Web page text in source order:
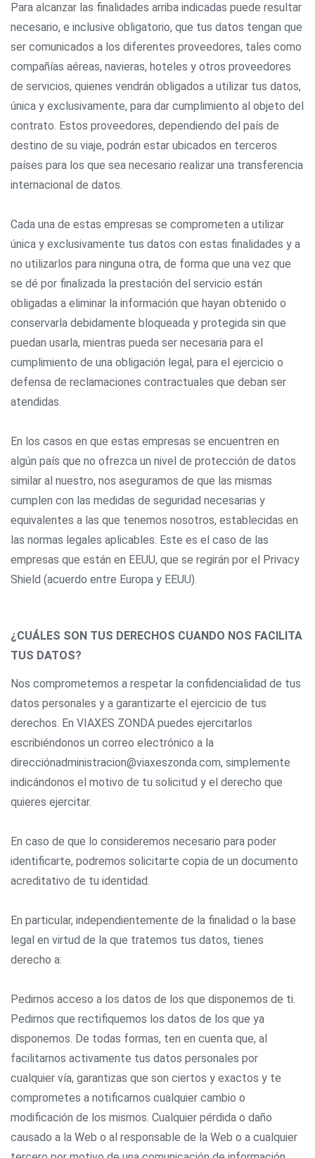
Para alcanzar las finalidades arriba indicadas puede resultar
necesario, e inclusive obligatorio, que tus datos tengan que
ser comunicados a los diferentes proveedores, tales como
compañías aéreas, navieras, hoteles y otros proveedores
de servicios, quienes vendrán obligados a utilizar tus datos,
única y exclusivamente, para dar cumplimiento al objeto del
contrato. Estos proveedores, dependiendo del país de
destino de su viaje, podrán estar ubicados en terceros
países para los que sea necesario realizar una transferencia
internacional de datos.
Cada una de estas empresas se comprometen a utilizar
única y exclusivamente tus datos con estas finalidades y a
no utilizarlos para ninguna otra, de forma que una vez que
se dé por finalizada la prestación del servicio están
obligadas a eliminar la información que hayan obtenido o
conservarla debidamente bloqueada y protegida sin que
puedan usarla, mientras pueda ser necesaria para el
cumplimiento de una obligación legal, para el ejercicio o
defensa de reclamaciones contractuales que deban ser
atendidas.
En los casos en que estas empresas se encuentren en
algún país que no ofrezca un nivel de protección de datos
similar al nuestro, nos aseguramos de que las mismas
cumplen con las medidas de seguridad necesarias y
equivalentes a las que tenemos nosotros, establecidas en
las normas legales aplicables. Este es el caso de las
empresas que están en EEUU, que se regirán por el Privacy
Shield (acuerdo entre Europa y EEUU).
¿CUÁLES SON TUS DERECHOS CUANDO NOS FACILITA
TUS DATOS?
Nos comprometemos a respetar la confidencialidad de tus
datos personales y a garantizarte el ejercicio de tus
derechos. En VIAXES ZONDA puedes ejercitarlos
escribiéndonos un correo electrónico a la
direcciónadministracion@viaxeszonda.com, simplemente
indicándonos el motivo de tu solicitud y el derecho que
quieres ejercitar.
En caso de que lo consideremos necesario para poder
identificarte, podremos solicitarte copia de un documento
acreditativo de tu identidad.
En particular, independientemente de la finalidad o la base
legal en virtud de la que tratemos tus datos, tienes
derecho a:
Pedirnos acceso a los datos de los que disponemos de ti.
Pedirnos que rectifiquemos los datos de los que ya
disponemos. De todas formas, ten en cuenta que, al
facilitarnos activamente tus datos personales por
cualquier vía, garantizas que son ciertos y exactos y te
comprometes a notificarnos cualquier cambio o
modificación de los mismos. Cualquier pérdida o daño
causado a la Web o al responsable de la Web o a cualquier